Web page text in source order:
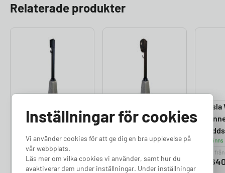
Relaterade produkter
Premium
Finns i lager
Pris från
5 690kr
Premium
Finns i lager
5 690kr
Pris från
6
Inställningar för cookies
Vi använder cookies för att ge dig en bra upplevelse på
vår webbplats.
Läs mer om vilka cookies vi använder, samt hur du
avaktiverar dem under inställningar. Under inställningar